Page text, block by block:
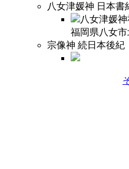
八女津媛神 日本書
八女津媛神
福岡県八女市
宗像神 続日本後紀